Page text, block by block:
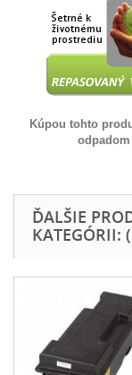
Kúpou tohto
ĎALŠIE
KATEGÓRII: